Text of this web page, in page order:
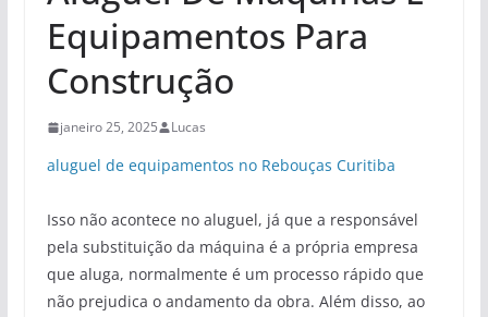
Equipamentos Para
Construção
janeiro 25, 2025 Lucas
aluguel de equipamentos no Rebouças Curitiba
Isso não acontece no aluguel, já que a responsável
pela substituição da máquina é a própria empresa
que aluga, normalmente é um processo rápido que
não prejudica o andamento da obra. Além disso, ao